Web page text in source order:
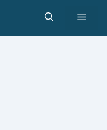
Menu